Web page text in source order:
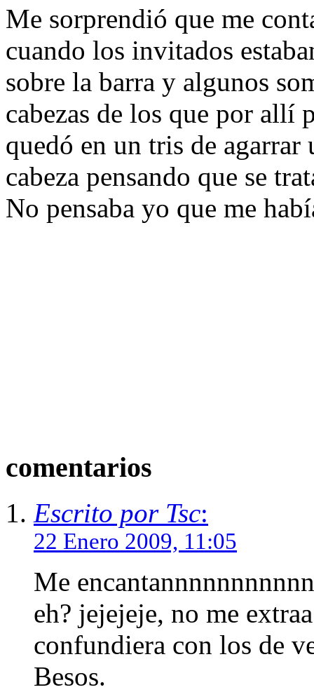
Me sorprendió que me
cuando los invitados
sobre la barra y algunos
cabezas de los que por allí
quedó en un tris de agarrar
cabeza pensando que se
No pensaba yo que me
comentarios
Escrito por Tsc:
22 Enero 2009, 11:05
Me
eh? jejejeje, no me
confundiera con los de
Besos.